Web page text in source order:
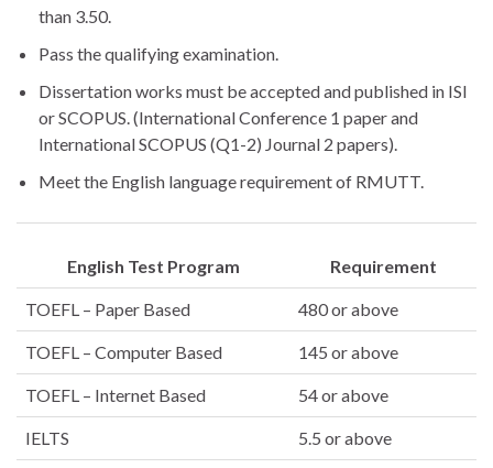
than 3.50.
Pass the qualifying examination.
Dissertation works must be accepted and published in ISI
or SCOPUS. (International Conference 1 paper and
International SCOPUS (Q1-2) Journal 2 papers).
Meet the English language requirement of RMUTT.
English Test Program Requirement
TOEFL – Paper Based 480 or above
TOEFL – Computer Based 145 or above
TOEFL – Internet Based 54 or above
IELTS 5.5 or above